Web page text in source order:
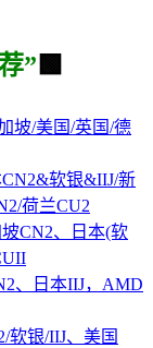
” 🟩
坡/美国/英国/德
CN2&软银&IIJ/新
荷兰CU2
CN2、日本(软
、日本IIJ，AMD
软银/IIJ、美国